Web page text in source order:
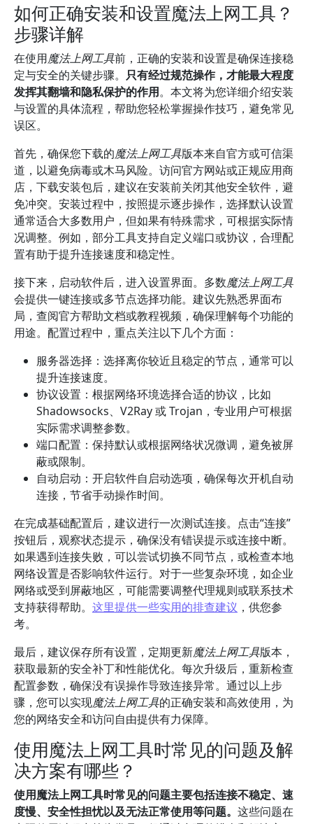
如何正确安装和设置魔法上网工具？
步骤详解
在使用魔法上网工具前，正确的安装和设置是确保连接稳
定与安全的关键步骤。 只有经过规范操作，才能最大程度
发挥其翻墙和隐私保护的作用。本文将为您详细介绍安装
与设置的具体流程，帮助您轻松掌握操作技巧，避免常见
误区。
首先，确保您下载的魔法上网工具版本来自官方或可信渠
道，以避免病毒或木马风险。访问官方网站或正规应用商
店，下载安装包后，建议在安装前关闭其他安全软件，避
免冲突。安装过程中，按照提示逐步操作，选择默认设置
通常适合大多数用户，但如果有特殊需求，可根据实际情
况调整。例如，部分工具支持自定义端口或协议，合理配
置有助于提升连接速度和稳定性。
接下来，启动软件后，进入设置界面。多数魔法上网工具
会提供一键连接或多节点选择功能。建议先熟悉界面布
局，查阅官方帮助文档或教程视频，确保理解每个功能的
用途。配置过程中，重点关注以下几个方面：
服务器选择：选择离你较近且稳定的节点，通常可以
提升连接速度。
协议设置：根据网络环境选择合适的协议，比如
Shadowsocks、V2Ray 或 Trojan，专业用户可根据
实际需求调整参数。
端口配置：保持默认或根据网络状况微调，避免被屏
蔽或限制。
自动启动：开启软件自启动选项，确保每次开机自动
连接，节省手动操作时间。
在完成基础配置后，建议进行一次测试连接。点击“连接”
按钮后，观察状态提示，确保没有错误提示或连接中断。
如果遇到连接失败，可以尝试切换不同节点，或检查本地
网络设置是否影响软件运行。对于一些复杂环境，如企业
网络或受到屏蔽地区，可能需要调整代理规则或联系技术
支持获得帮助。 这里提供一些实用的排查建议 ，供您参
考。
最后，建议保存所有设置，定期更新魔法上网工具版本，
获取最新的安全补丁和性能优化。每次升级后，重新检查
配置参数，确保没有误操作导致连接异常。通过以上步
骤，您可以实现魔法上网工具的正确安装和高效使用，为
您的网络安全和访问自由提供有力保障。
使用魔法上网工具时常见的问题及解
决方案有哪些？
使用魔法上网工具时常见的问题主要包括连接不稳定、速
度慢、安全性担忧以及无法正常使用等问题。 这些问题在